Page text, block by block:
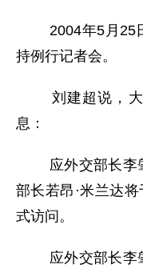
2004年5月25日
持例行记者会。
刘建超说，大
息：
应外交部长李肇
部长若昂·米兰达
式访问。
应外交部长李肇